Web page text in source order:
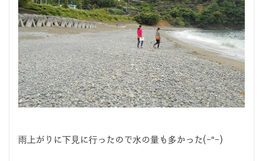
雨上がりに下見に行ったので水の量も多かった(-“-)